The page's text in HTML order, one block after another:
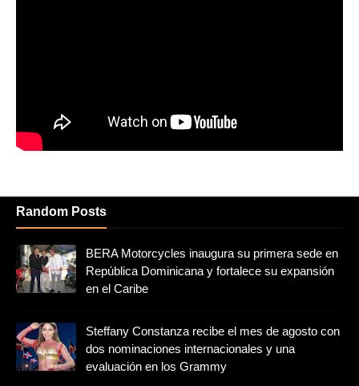
Random Posts
BERA Motorcycles inaugura su primera sede en
República Dominicana y fortalece su expansión
en el Caribe
Steffany Constanza recibe el mes de agosto con
dos nominaciones internacionales y una
evaluación en los Grammy